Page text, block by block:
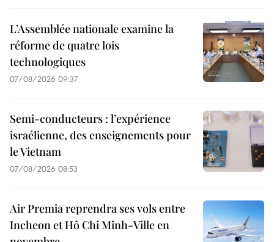
L’Assemblée nationale examine la
réforme de quatre lois
technologiques
07/08/2026 09:37
Semi-conducteurs : l’expérience
israélienne, des enseignements pour
le Vietnam
07/08/2026 08:53
Air Premia reprendra ses vols entre
Incheon et Hô Chi Minh-Ville en